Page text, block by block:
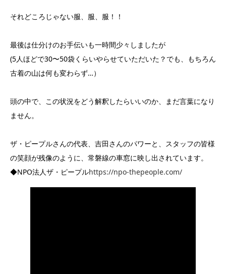
それどころじゃない服、服、服！！
最後は仕分けのお手伝いも一時間少々しましたが
(5人ほどで30〜50袋くらいやらせていただいた？でも、もちろん
古着の山は何も変わらず…）
頭の中で、この状況をどう解釈したらいいのか、まだ言葉になり
ません。
ザ・ピープルさんの代表、吉田さんのパワーと、スタッフの皆様
の笑顔が残像のように、常磐線の車窓に映し出されています。
◆NPO法人ザ・ピープルhttps://npo-thepeople.com/